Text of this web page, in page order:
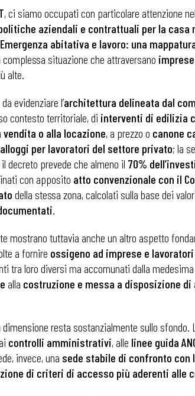
, ci siamo occupati con particolare attenzione
aziendali e contrattuali per la casa
Emergenza abitativa e lavoro: una
situazione che attraversano
alte.
evidenziare l’architettura delineata dal
contesto territoriale, di interventi di edilizia
vendita o alla locazione, a prezzo o canone
alloggi per lavoratori del settore privato; la
decreto prevede che almeno il 70%
con apposito atto convenzionale con il
della stessa zona, calcolati sulla base dei
.
mostrano tuttavia anche un altro aspetto
a fornire ossigeno ad imprese e lavoratori
tra loro diversi ma accomunati dalla
alla costruzione e messa a disposizione
dimensione resta sostanzialmente sullo sfondo.
controlli amministrativi, alle linee guida
invece, una sede stabile di confronto con
di criteri di accesso più aderenti alle